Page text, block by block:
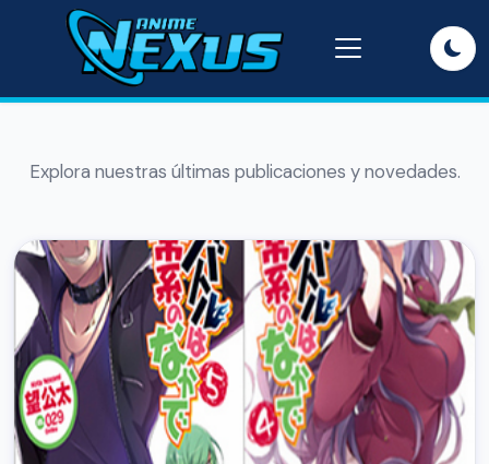
Explora nuestras últimas publicaciones y novedades.